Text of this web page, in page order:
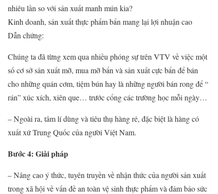
nhiêu lần so với sản xuất manh mún kia?
Kinh doanh, sản xuất thực phẩm bẩn mang lại lợi nhuận cao
Dẫn chứng:
Chúng ta đã từng xem qua nhiều phóng sự trên VTV về việc một
số cơ sở sản xuất mỡ, mua mỡ bẩn và sản xuất cực bẩn để bán
cho những quán cơm, tiệm bún hay là những người bán rong để “
rán” xúc xích, xiên que… trước cổng các trường học mỗi ngày…
– Ngoài ra, tâm lí dùng và tiêu thụ hàng rẻ, đặc biệt là hàng có
xuất xứ Trung Quốc của người Việt Nam.
Bước 4: Giải pháp
– Nâng cao ý thức, tuyên truyền về nhận thức của người sản xuất
trong xã hội về vấn đề an toàn vệ sinh thực phẩm và đảm bảo sức